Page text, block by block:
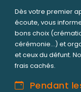
Dès votre premier
écoute, vous
bons choix
cérémonie...) et
et ceux du défunt.
frais cachés.
Pendant